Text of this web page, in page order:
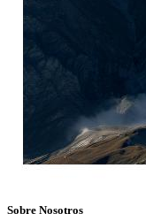
Sobre Nosotros